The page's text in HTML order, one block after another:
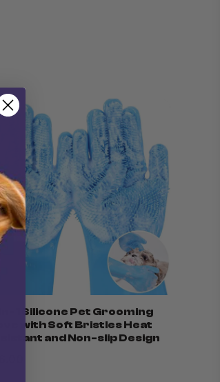
1 Silicone Pet Grooming
with Soft Bristles Heat
and Non-slip Design